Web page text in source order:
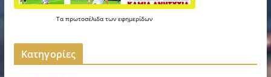
Ταπρωτοσέλιδατωνεφημερίδων
Kατηγορίες